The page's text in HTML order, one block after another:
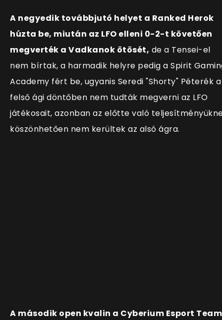
A negyedik továbbjutó helyet a Ranked Herok
húzta be, miután az LFO elleni 0-2-t követően
megverték a Vadkanok ötösét, de a Tensei-el
nem bírtak, a harmadik helyre pedig a Spirit
Academy fért be, ugyanis Seredi "Shorty" Péterék a
felső ági döntőben nem tudták megverni az LFO
játékosait, azonban az előtte való
köszönhetően nem kerültek az alsó ágra.
A második open kvalin a Cyberium Esport Team